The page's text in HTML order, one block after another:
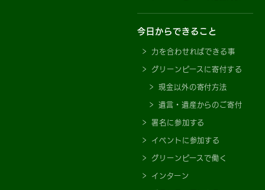
今日からできること
力を合わせればできる事
グリーンピースに寄付する
現金以外の寄付方法
遺言・遺産からのご寄付
署名に参加する
イベントに参加する
グリーンピースで働く
インターン